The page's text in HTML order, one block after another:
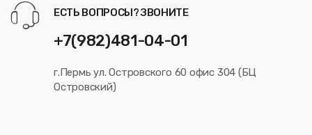
ЕСТЬ ВОПРОСЫ? ЗВОНИТЕ
+7(982)481-04-01
г.Пермь ул. Островского 60 офис 304 (БЦ
Островский)